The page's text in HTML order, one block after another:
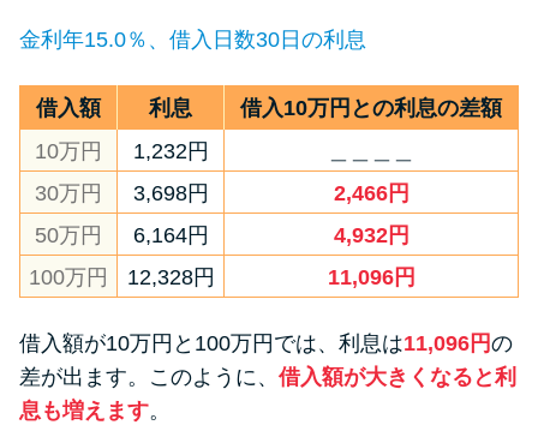
金利年15.0％、借入日数30日の利息
借入額 利息
借入10万円との利息の差額
10万円
1,232円
30万円
3,698円
2,466円
50万円
6,164円
4,932円
100万円
12,328円 11,096円
借入額が10万円と100万円では、利息は11,096円の
差が出ます。このように、 借入額が大きくなると利
息も増えます。